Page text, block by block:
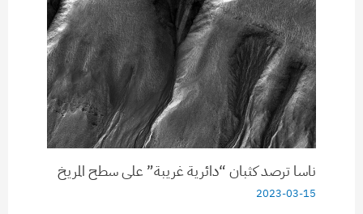
ناسا ترصد كثبان “دائرية غريبة” على سطح المريخ
2023-03-15